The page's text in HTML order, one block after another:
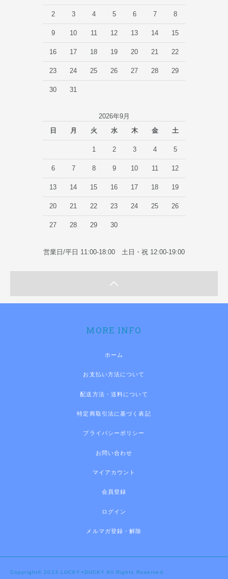
2 3 4 5 6 7 8
9 10 11 12 13 14 15
16 17 18 19 20 21 22
23 24 25 26 27 28 29
30 31
2026年9月
日
月 火 水 木 金 土
1 2 3 4 5
6 7 8 9 10 11 12
13 14 15 16 17 18 19
20 21 22 23 24 25 26
27 28 29 30
営業日/平日 11:00-18:00 土日・祝 12:00-19:00
MORE INFO
ホーム
お支払い方法について
配送方法・送料について
特定商取引法に基づく表記
プライバシーポリシー
お問い合わせ
マイアカウント
会員登録
ログイン
メルマガ登録・解除
Copyright© 2023 LUCKY×DUCKY All Rights Reserved.